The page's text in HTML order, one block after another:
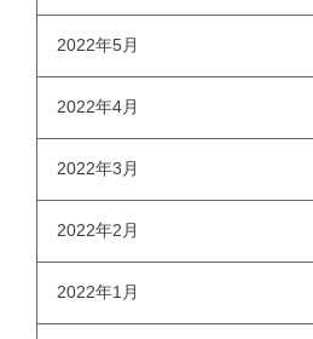
2022年5月
2022年4月
2022年3月
2022年2月
2022年1月